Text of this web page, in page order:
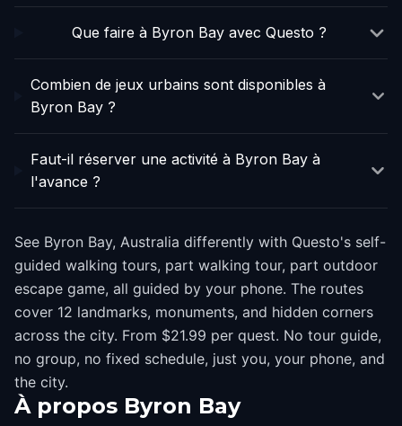
Que faire à Byron Bay avec Questo ?
Combien de jeux urbains sont disponibles à
Byron Bay ?
Faut-il réserver une activité à Byron Bay à
l'avance ?
See Byron Bay, Australia differently with Questo's self-
guided walking tours, part walking tour, part outdoor
escape game, all guided by your phone. The routes
cover 12 landmarks, monuments, and hidden corners
across the city. From $21.99 per quest. No tour guide,
no group, no fixed schedule, just you, your phone, and
the city.
À propos Byron Bay